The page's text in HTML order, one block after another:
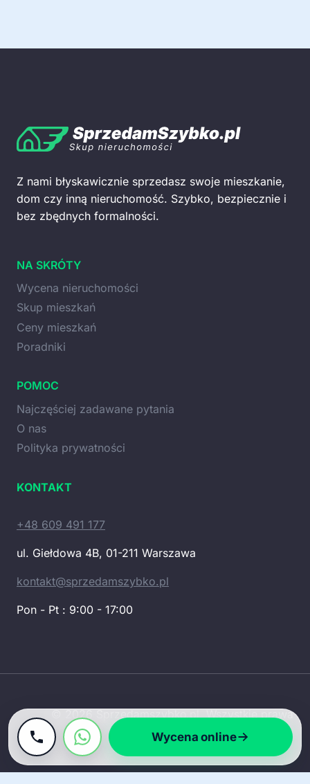
Z nami błyskawicznie sprzedasz swoje mieszkanie,
dom czy inną nieruchomość. Szybko, bezpiecznie i
bez zbędnych formalności.
NA SKRÓTY
Wycena nieruchomości
Skup mieszkań
Ceny mieszkań
Poradniki
POMOC
Najczęściej zadawane pytania
O nas
Polityka prywatności
KONTAKT
+48 609 491 177
ul. Giełdowa 4B, 01-211 Warszawa
kontakt@sprzedamszybko.pl
Pon - Pt : 9:00 - 17:00
© 2026 Sprzedamszybko.pl. Wszystkie prawa
zastrzeżone.
Wycena online